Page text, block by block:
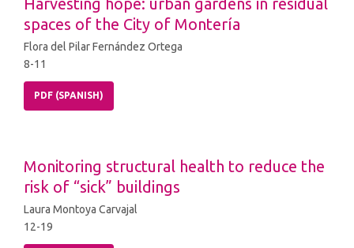
Harvesting hope: urban gardens in residual
spaces of the City of Montería
Flora del Pilar Fernández Ortega
8-11
PDF (SPANISH)
Monitoring structural health to reduce the
risk of “sick” buildings
Laura Montoya Carvajal
12-19